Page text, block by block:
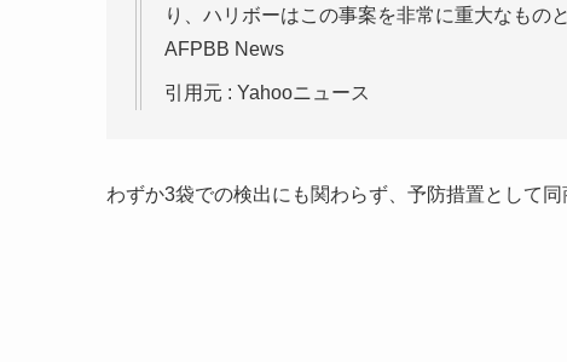
り、ハリボーはこの事案を非常に重大なもの
AFPBB News
引用元 : Yahooニュース
わずか3袋での検出にも関わらず、予防措置として